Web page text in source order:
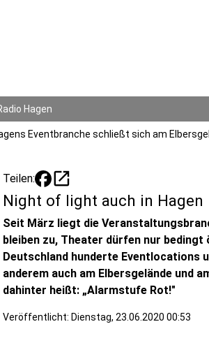
Hagen
Eventbranche schließt sich am
Teilen: open_in_new
Night of light auch in Hagen
Seit März liegt die
bleiben zu, Theater dürfen nur
Deutschland hunderte Eventlocations
anderem auch am Elbersgelände und
dahinter heißt: „Alarmstufe Rot!"
Veröffentlicht: Dienstag, 23.06.2020 00:53